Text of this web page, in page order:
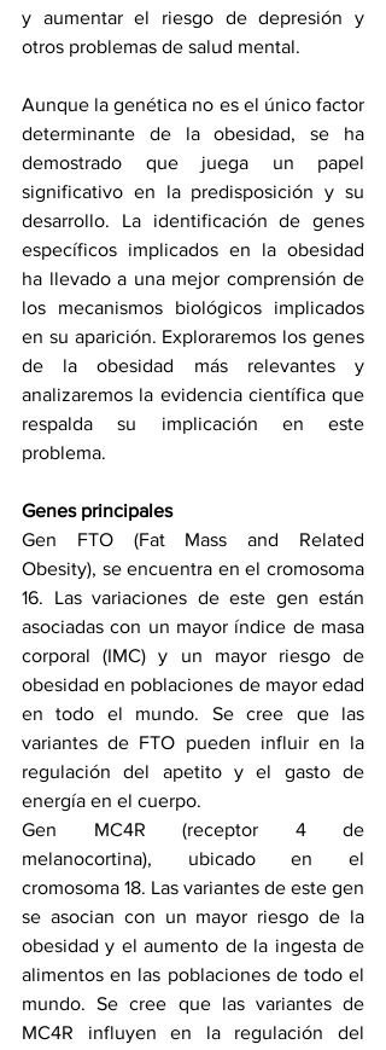
y aumentar el riesgo de depresión y
otros problemas de salud mental.
Aunque la genética no es el único factor
determinante de la obesidad, se ha
demostrado que juega un papel
significativo en la predisposición y su
desarrollo. La identificación de genes
específicos implicados en la obesidad
ha llevado a una mejor comprensión de
los mecanismos biológicos implicados
en su aparición. Exploraremos los genes
de la obesidad más relevantes y
analizaremos la evidencia científica que
respalda su implicación en este
problema.
Genes principales
Gen FTO (Fat Mass and Related
Obesity), se encuentra en el cromosoma
16. Las variaciones de este gen están
asociadas con un mayor índice de masa
corporal (IMC) y un mayor riesgo de
obesidad en poblaciones de mayor edad
en todo el mundo. Se cree que las
variantes de FTO pueden influir en la
regulación del apetito y el gasto de
energía en el cuerpo.
Gen MC4R (receptor 4 de
melanocortina), ubicado en el
cromosoma 18. Las variantes de este gen
se asocian con un mayor riesgo de la
obesidad y el aumento de la ingesta de
alimentos en las poblaciones de todo el
mundo. Se cree que las variantes de
MC4R influyen en la regulación del